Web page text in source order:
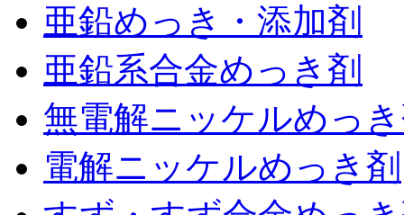
亜鉛めっき・添加剤
亜鉛系合金めっき剤
無電解ニッケルめっ
電解ニッケルめっき剤